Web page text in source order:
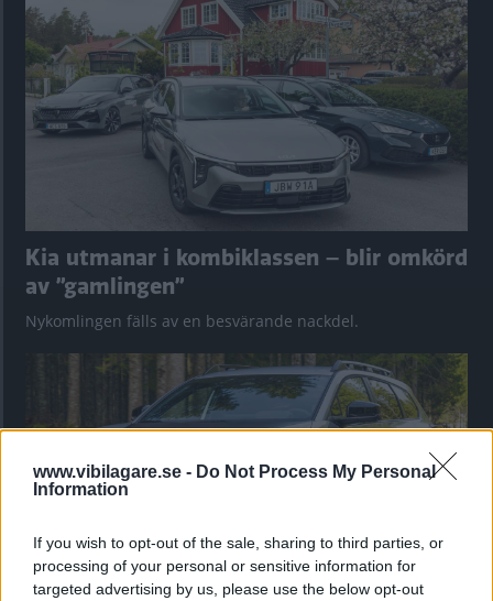
www.vibilagare.se - Do Not Process My Personal
Information
If you wish to opt-out of the sale, sharing to third parties, or
processing of your personal or sensitive information for
targeted advertising by us, please use the below opt-out
Kia utmanar i kombiklassen – blir omkörd
av ”gamlingen”
Nykomlingen fälls av en besvärande nackdel.